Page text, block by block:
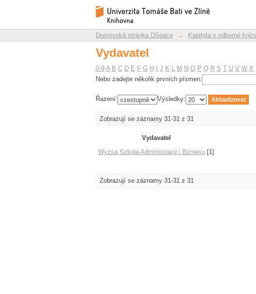
Vydavatel
Repozitář DSpace/Manakin
Domovská stránka DSpace → Kapitola v odborné
Vydavatel
0-9 A B C D E F G H J K L M N O P Q R S T U V W X
Nebo zadejte několik prvních písmen:
Řazení: Výsledky:
Zobrazují se záznamy 31-31 z 31
Vydavatel
Wyźsa Szkola Administracji i Biznesu [1]
Zobrazují se záznamy 31-31 z 31